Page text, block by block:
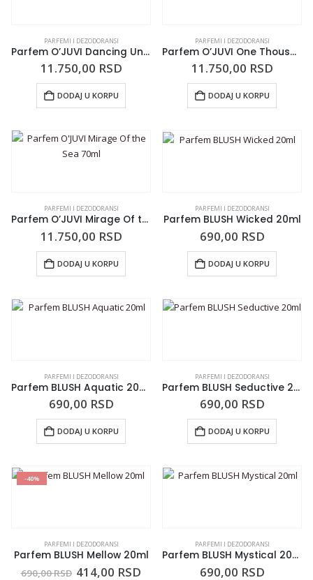
PARFEMI I DEZODORANSI
Parfem O’JUVI Dancing Under the Full Moon 70ml
11.750,00 RSD
DODAJ U KORPU
PARFEMI I DEZODORANSI
Parfem O’JUVI One Thousand and One Nights 70ml
11.750,00 RSD
DODAJ U KORPU
PARFEMI I DEZODORANSI
Parfem O’JUVI Mirage Of the Sea 70ml
11.750,00 RSD
DODAJ U KORPU
PARFEMI I DEZODORANSI
Parfem BLUSH Wicked 20ml
690,00 RSD
DODAJ U KORPU
PARFEMI I DEZODORANSI
Parfem BLUSH Aquatic 20ml
690,00 RSD
DODAJ U KORPU
PARFEMI I DEZODORANSI
Parfem BLUSH Seductive 20ml
690,00 RSD
DODAJ U KORPU
-40%
PARFEMI I DEZODORANSI
Parfem BLUSH Mellow 20ml
690,00RSD 414,00 RSD
PARFEMI I DEZODORANSI
Parfem BLUSH Mystical 20ml
690,00 RSD